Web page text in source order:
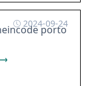
2024-09-24
porto